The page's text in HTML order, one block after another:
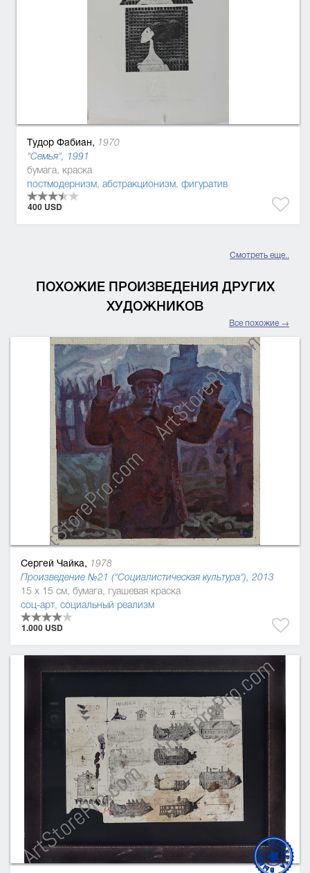
Тудор Фабиан, 1970
"Семья", 1991
бумага, краска
постмодернизм, абстракционизм, фигуратив
400 USD
Смотреть еще..
ПОХОЖИЕ ПРОИЗВЕДЕНИЯ ДРУГИХ
ХУДОЖНИКОВ
Все похожие →
Сергей Чайка, 1978
Произведение №21 ("Социалистическая культура"), 2013
15 x 15 см, бумага, гуашевая краска
соц-арт, социальный реализм
1.000 USD